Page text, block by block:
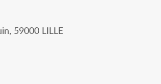
59000 LILLE